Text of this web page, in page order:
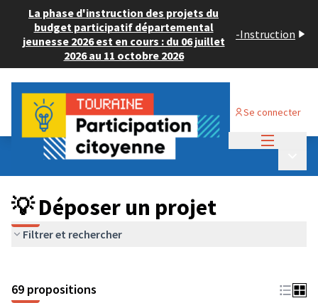
La phase d'instruction des projets du
budget participatif départemental
jeunesse 2026 est en cours : du 06 juillet
2026 au 11 octobre 2026
-Instruction
Se connecter
Budget Participatif ADULTE 2024
💡 Déposer un projet
💡 Déposer un projet
Filtrer et rechercher
69 propositions